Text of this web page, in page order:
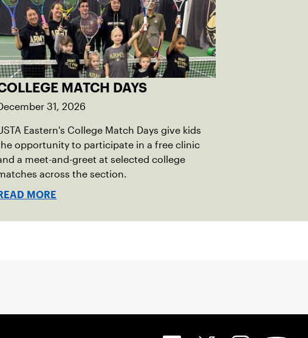
MATCH DAYS
31, 2026
Eastern's College Match Days give kids
opportunity to participate in a free clinic
a meet-and-greet at selected college
across the section.
MORE